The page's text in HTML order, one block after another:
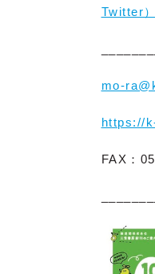
Twitter）
mo-
https://
FAX：